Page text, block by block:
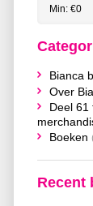
Min: €0
Bianca
Over
Deel 61
Boeken
Recent